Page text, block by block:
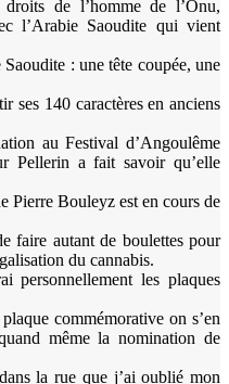
de l’homme de l’Onu,
l’Arabie Saoudite qui vient
: une tête coupée, une
ses 140 caractères en anciens
au Festival d’Angoulême
Pellerin a fait savoir qu’elle
Pierre Bouleyz est en cours de
faire autant de boulettes pour
du cannabis.
les plaques
commémorative on s’en
même la nomination de
la rue que j’ai oublié mon